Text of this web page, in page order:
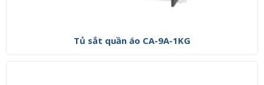
Tủ sắt quần áo CA-9A-1KG